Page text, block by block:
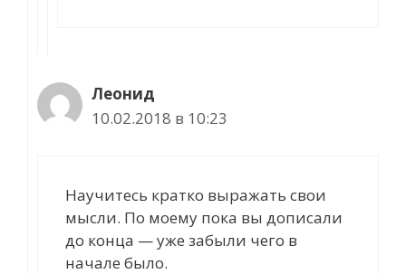
Леонид
10.02.2018 в 10:23
Научитесь кратко выражать свои
мысли. По моему пока вы дописали
до конца — уже забыли чего в
начале было.